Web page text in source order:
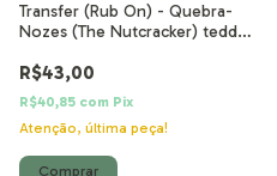
Transfer (Rub On) - Quebra-
Nozes (The Nutcracker) teddy
R$43,00
R$40,85 com Pix
Atenção, última peça!